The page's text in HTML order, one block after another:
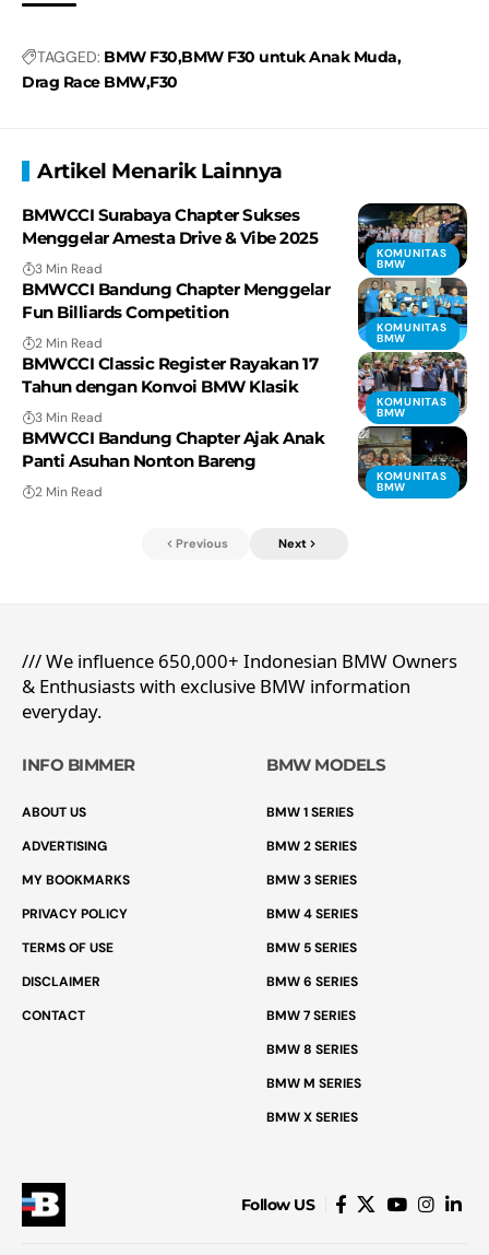
TAGGED: BMW F30 BMW F30 untuk Anak Muda
Drag Race BMWF30
Artikel Menarik Lainnya
KOMUNITAS
BMW
BMWCCI Surabaya Chapter Sukses
Menggelar Amesta Drive & Vibe 2025
3 Min Read
KOMUNITAS
BMW
BMWCCI Bandung Chapter Menggelar
Fun Billiards Competition
2 Min Read
KOMUNITAS
BMW
BMWCCI Classic Register Rayakan 17
Tahun dengan Konvoi BMW Klasik
3 Min Read
KOMUNITAS
BMW
BMWCCI Bandung Chapter Ajak Anak
Panti Asuhan Nonton Bareng
2 Min Read
Previous Next
/// We influence 650,000+ Indonesian BMW Owners
& Enthusiasts with exclusive BMW information
everyday.
INFO BIMMER
ABOUT US
ADVERTISING
MY BOOKMARKS
PRIVACY POLICY
TERMS OF USE
DISCLAIMER
CONTACT
BMW MODELS
BMW 1 SERIES
BMW 2 SERIES
BMW 3 SERIES
BMW 4 SERIES
BMW 5 SERIES
BMW 6 SERIES
BMW 7 SERIES
BMW 8 SERIES
BMW M SERIES
BMW X SERIES
Follow US